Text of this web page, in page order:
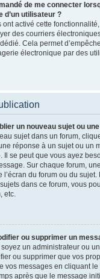
de me connecter
d’un utilisateur ?
ont activé cette
des courriers
Cela permet
électronique par des
un nouveau sujet ou
sujet dans un forum,
réponse à un sujet ou un
Il se peut que vous ayez
Sur chaque forum,
l’écran du forum ou du
dans ce forum, vous
etc.
ou supprimer un
un administrateur ou
ou supprimer que vos
vos messages en cliquant
après que le message